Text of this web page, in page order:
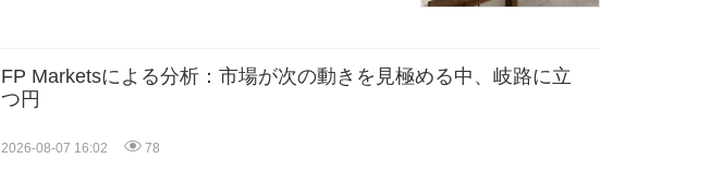
FP Marketsによる分析：市場が次の動きを見極める中、岐路に立
つ円
2026-08-07 16:02 78